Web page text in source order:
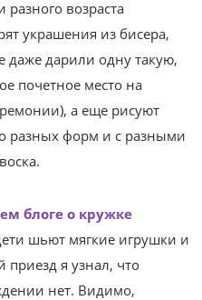
возраста
украшения из бисера,
даже дарили одну такую,
почетное место на
а еще рисуют
разных форм и с разными
блоге о кружке
шьют мягкие игрушки и
я узнал, что
нет. Видимо,